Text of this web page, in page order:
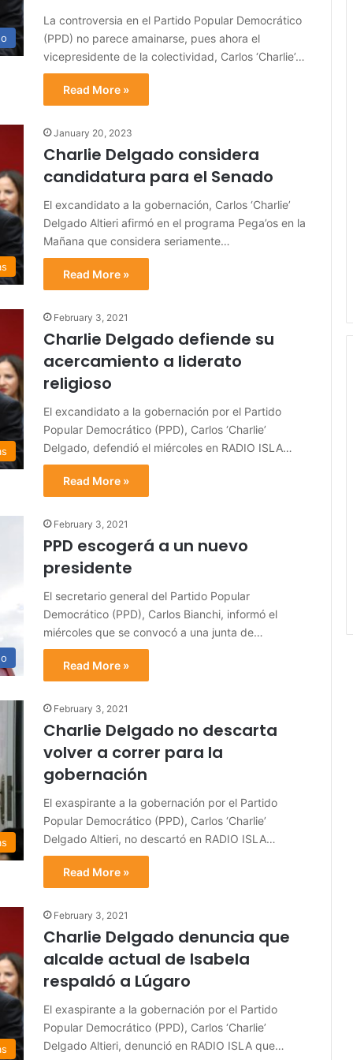
La controversia en el Partido Popular Democrático
(PPD) no parece amainarse, pues ahora el
vicepresidente de la colectividad, Carlos ‘Charlie’…
Read More »
January 20, 2023
Charlie Delgado considera
candidatura para el Senado
El excandidato a la gobernación, Carlos ‘Charlie’
Delgado Altieri afirmó en el programa Pega’os en la
Mañana que considera seriamente…
Read More »
February 3, 2021
Charlie Delgado defiende su
acercamiento a liderato
religioso
El excandidato a la gobernación por el Partido
Popular Democrático (PPD), Carlos ‘Charlie’
Delgado, defendió el miércoles en RADIO ISLA…
Read More »
February 3, 2021
PPD escogerá a un nuevo
presidente
El secretario general del Partido Popular
Democrático (PPD), Carlos Bianchi, informó el
miércoles que se convocó a una junta de…
Read More »
February 3, 2021
Charlie Delgado no descarta
volver a correr para la
gobernación
El exaspirante a la gobernación por el Partido
Popular Democrático (PPD), Carlos ‘Charlie’
Delgado Altieri, no descartó en RADIO ISLA…
Read More »
February 3, 2021
Charlie Delgado denuncia que
alcalde actual de Isabela
respaldó a Lúgaro
El exaspirante a la gobernación por el Partido
Popular Democrático (PPD), Carlos ‘Charlie’
Delgado Altieri, denunció en RADIO ISLA que…